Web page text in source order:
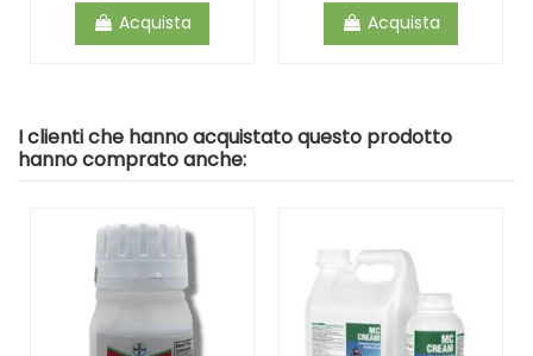
Acquista Acquista
I clienti che hanno acquistato questo prodotto
hanno comprato anche: